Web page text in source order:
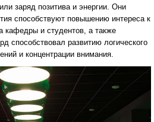
заряд позитива и энергии. Они
способствуют повышению интереса к
кафедры и студентов, а также
способствовал развитию логического
и концентрации внимания.